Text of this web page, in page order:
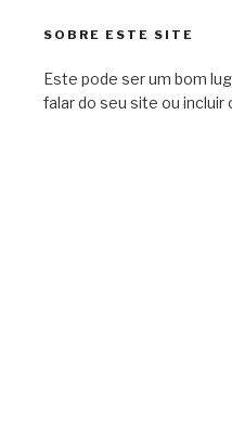
SOBRE ESTE SITE
Este pode ser um bom
falar do seu site ou incluir